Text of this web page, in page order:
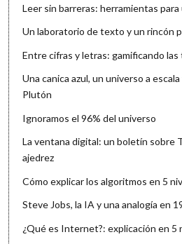
Leer sin barreras: herramientas
Un laboratorio de texto y un rincón
Entre cifras y letras: gamificando
Una canica azul, un universo a
Plutón
Ignoramos el 96% del universo
La ventana digital: un boletín sobre
ajedrez
Cómo explicar los algoritmos en 5
Steve Jobs, la IA y una analogía en
¿Qué es Internet?: explicación en 5